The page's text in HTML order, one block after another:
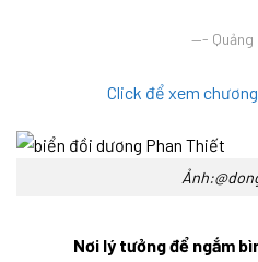
—-
Click để xem
Nơi lý tưởng để ngắm